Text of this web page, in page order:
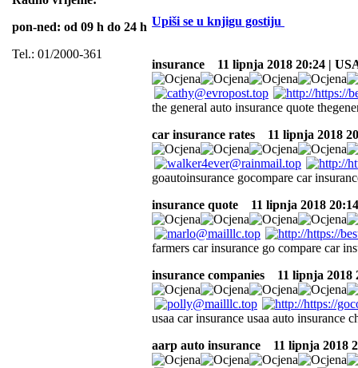
pon-ned: od 09 h do 24 h
Tel.: 01/2000-361
Upiši se u knjigu gostiju
insurance 11 lipnja 2018 20:24 |
the general auto insurance quote
car insurance rates
11 lipnja 2018
goautoinsurance gocompare car
insurance quote
11 lipnja 2018
farmers car insurance go compare car
insurance companies
11 lipnja 2018
usaa car insurance usaa auto insurance
aarp auto insurance
11 lipnja 2018